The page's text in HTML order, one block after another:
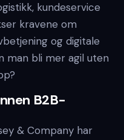
kundeservice
kravene om
og digitale
man bli mer agil uten
B2B-
& Company har